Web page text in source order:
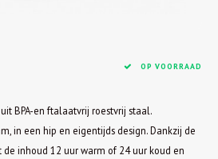
OP VOORRAAD
BPA-en ftalaatvrij roestvrij staal.
in een hip en eigentijds design. Dankzij de
inhoud 12 uur warm of 24 uur koud en